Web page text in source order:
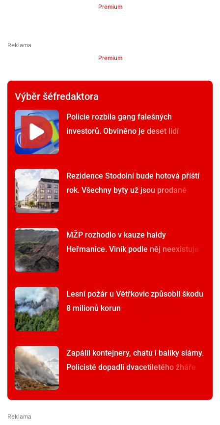
Premium
Premium
Výběr šéfredaktora
Policie rozbila gang falešných
investorů. Obviněno je deset lidí
Rezidence Stodolní bude hotová příští
rok. Všechny byty už jsou prodané
MŽP rozhodlo v kauze haldy
Heřmanice. Viník podle něj neexistuje
Lesní požár u Větřkovic způsobil škodu
8 milionů korun
Zapálil kontejnery, chatu i balíky slámy.
Policisté dopadli dvacetiletého žháře